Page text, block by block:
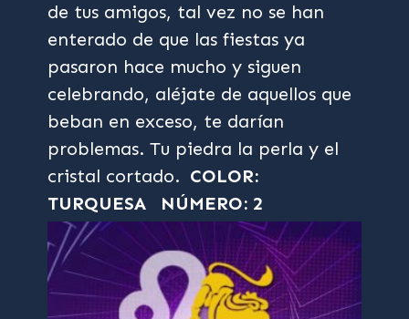
de tus amigos, tal vez no se han
enterado de que las fiestas ya
pasaron hace mucho y siguen
celebrando, aléjate de aquellos que
beban en exceso, te darían
problemas. Tu piedra la perla y el
cristal cortado. COLOR:
TURQUESA
NÚMERO: 2